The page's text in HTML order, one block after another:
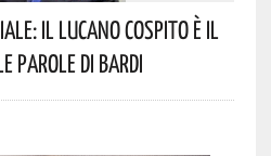
Il Lucano Cospito È Il
Parole Di Bardi